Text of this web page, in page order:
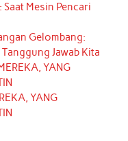
Saat Mesin Pencari
Gelombang:
Jawab Kita
YANG
YANG